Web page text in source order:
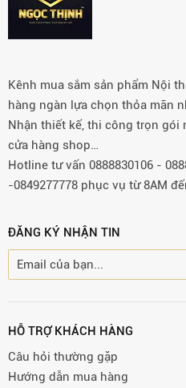
Kênh mua sắm sản phẩm Nội
hàng ngàn lựa chọn thỏa mãn
Nhận thiết kế, thi công trọn gói
cửa hàng shop…
Hotline tư vấn 0888830106 -
-0849277778 phục vụ từ 8AM
ĐĂNG KÝ NHẬN TIN
HỖ TRỢ KHÁCH HÀNG
Câu hỏi thường gặp
Hướng dẫn mua hàng